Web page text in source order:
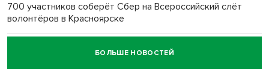
700 участников соберёт Сбер на Всероссийский слёт
волонтёров в Красноярске
Честный выбор: видеонаблюдение обеспечит
объективность результатов ЕДГ в Новосибирской
БОЛЬШЕ НОВОСТЕЙ